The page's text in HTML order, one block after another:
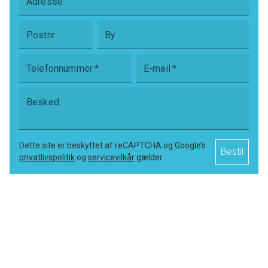
Alt i alt, et flot, velholdt og indflytningsklart byhus med en
attraktiv beliggenhed - og nogle gode, funktionelle rammer
Energimærke, tilstandsrapport og elinstallationsrapport kan
bestilles på kontakt@obolig.dk
OM MARSTAL:
Skipperbyen Marstal har det meste og det hele nærmest i
gåafstand. Der er folkeskole, Navigationsskole og VUC.
Indkøbsmuligheder som supermarked, trælast,
Postnr By
Telefonnummer* E-mail *
Besked
Dette site er beskyttet af reCAPTCHA og Google’s
privatlivspolitikog servicevilkårgælder. Bestil